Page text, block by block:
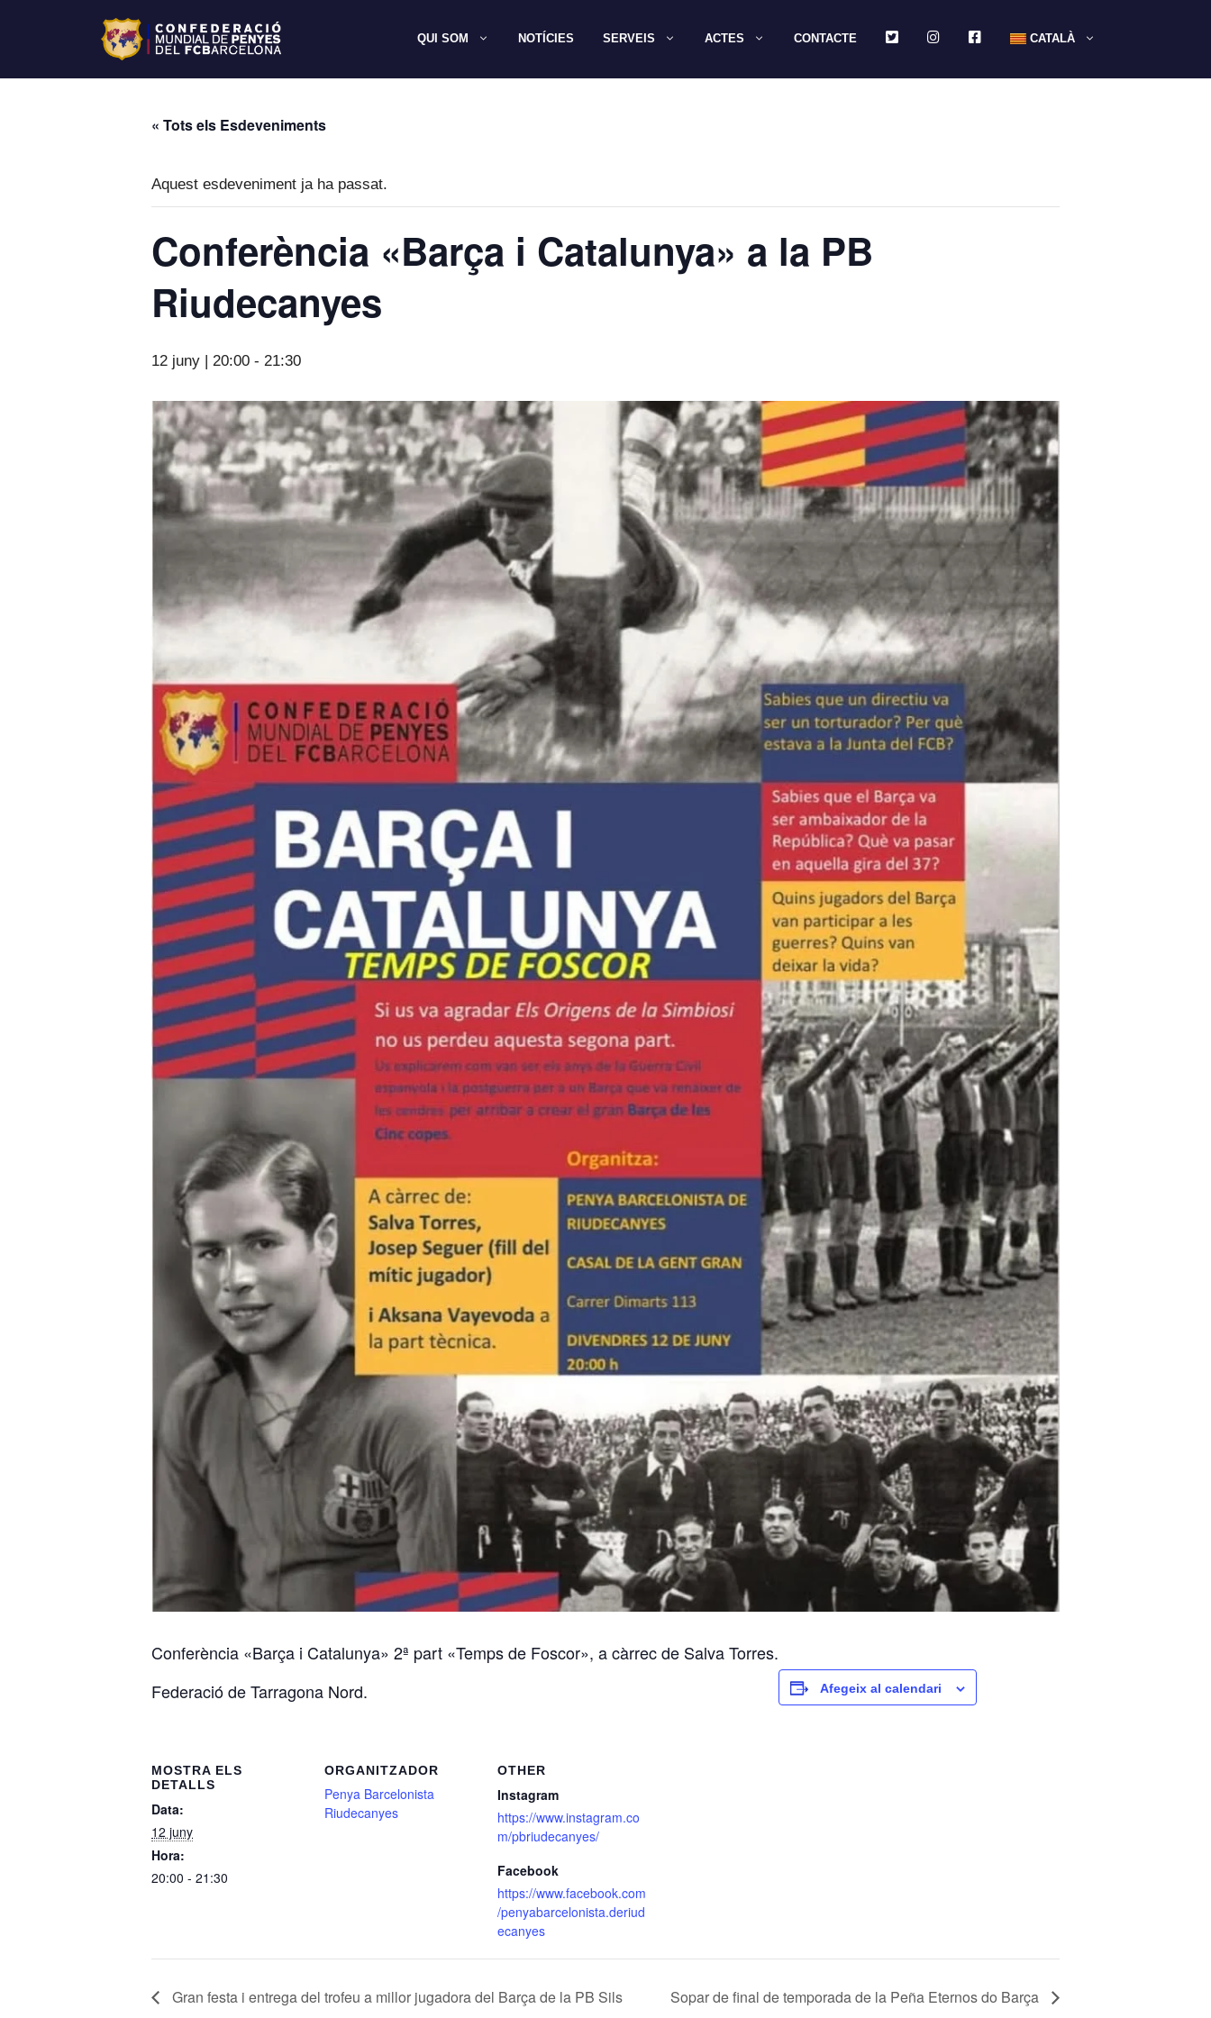
QUI SOM NOTÍCIES SERVEIS ACTES CONTACTE TWITTERINSTAGRAMFACEBOOKCATALÀ
« Tots els Esdeveniments
Aquest esdeveniment ja ha passat.
Conferència «Barça i Catalunya» a la PB
Riudecanyes
12 juny | 20:00 - 21:30
Conferència «Barça i Catalunya» 2ª part «Temps de Foscor», a càrrec de Salva Torres.
Federació de Tarragona Nord.
Afegeix al calendari
MOSTRA ELS
DETALLS
Data:
12 juny
Hora:
20:00 - 21:30
ORGANITZADOR
Penya Barcelonista
Riudecanyes
OTHER
Instagram
https://www.instagram.co
m/pbriudecanyes/
Facebook
https://www.facebook.com
/penyabarcelonista.deriud
ecanyes
Gran festa i entrega del trofeu a millor jugadora del Barça de la PB Sils Sopar de final de temporada de la Peña Eternos do Barça